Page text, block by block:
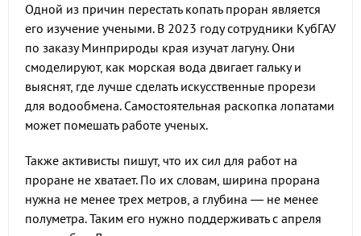
Одной из причин перестать копать проран является
его изучение учеными. В 2023 году сотрудники КубГАУ
по заказу Минприроды края изучат лагуну. Они
смоделируют, как морская вода двигает гальку и
выяснят, где лучше сделать искусственные прорези
для водообмена. Самостоятельная раскопка лопатами
может помешать работе ученых.
Также активисты пишут, что их сил для работ на
проране не хватает. По их словам, ширина прорана
нужна не менее трех метров, а глубина — не менее
полуметра. Таким его нужно поддерживать с апреля